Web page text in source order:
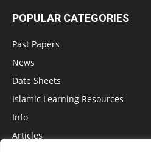
POPULAR CATEGORIES
Past Papers
News
Date Sheets
Islamic Learning Resources
Info
Articles